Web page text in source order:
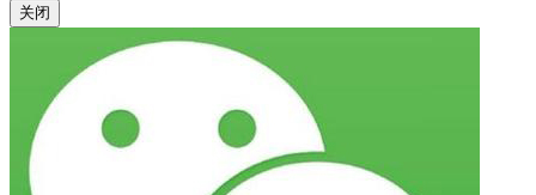
关闭